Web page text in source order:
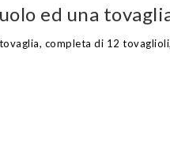
ed una
completa di 12